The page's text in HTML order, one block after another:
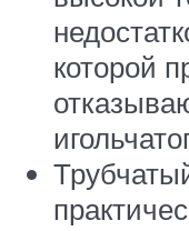
которой